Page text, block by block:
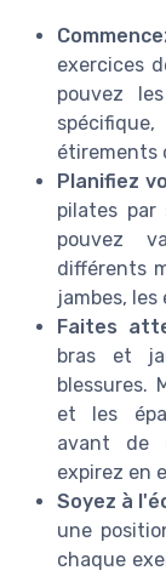
exercices
pouvez
étirements
Planifiez
pilates par
pouvez
différents
jambes, les
Faites
bras et
blessures.
et les
avant de
expirez en
Soyez à
une
chaque